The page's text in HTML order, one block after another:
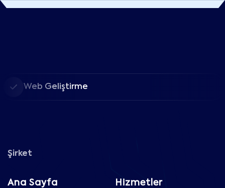
Web Geliştirme
Şirket
Ana Sayfa Hizmetler